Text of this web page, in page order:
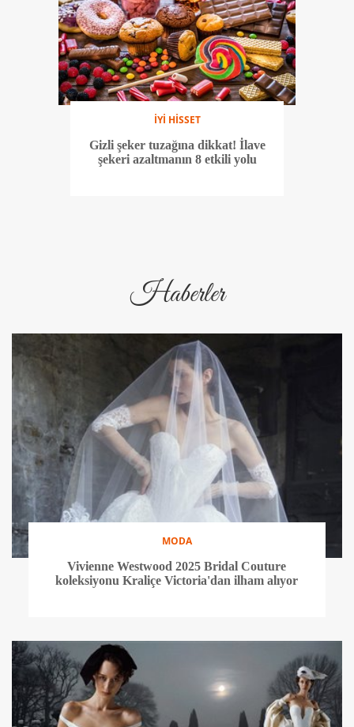
İYİ HİSSET
Gizli şeker tuzağına dikkat! İlave
şekeri azaltmanın 8 etkili yolu
Haberler
MODA
Vivienne Westwood 2025 Bridal Couture
koleksiyonu Kraliçe Victoria'dan ilham alıyor